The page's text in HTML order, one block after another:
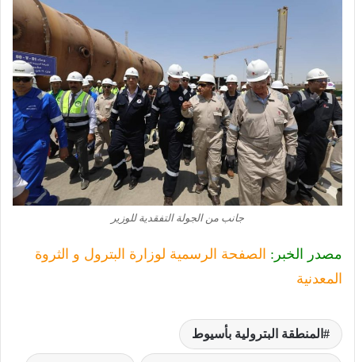
جانب من الجولة التفقدية للوزير
مصدر الخبر: الصفحة الرسمية لوزارة البترول و الثروة
المعدنية
المنطقة البترولية بأسيوط